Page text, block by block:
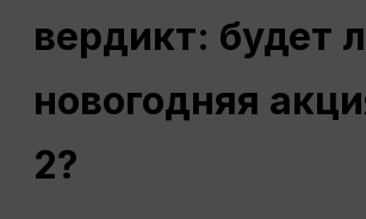
вердикт: будет
новогодняя
2?